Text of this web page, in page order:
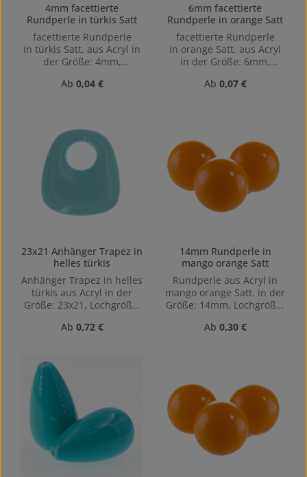
4mm facettierte
Rundperle in türkis Satt
facettierte Rundperle
in türkis Satt. aus Acryl in
der Größe: 4mm,
oben nach unten)
Regulärer Preis:
Ab 0,04 €
6mm facettierte
Rundperle in orange Satt
facettierte Rundperle
in orange Satt. aus Acryl
in der Größe: 6mm,
oben nach unten)
Regulärer Preis:
Ab 0,07 €
23x21 Anhänger Trapez in
helles türkis
Anhänger Trapez in helles
türkis aus Acryl in der
Größe: 23x21, Lochgröße:
Regulärer Preis:
Ab 0,72 €
14mm Rundperle in
mango orange Satt
Rundperle aus Acryl in
mango orange Satt. in der
Größe: 14mm, Lochgröße:
1,4mm
Regulärer Preis:
Ab 0,30 €